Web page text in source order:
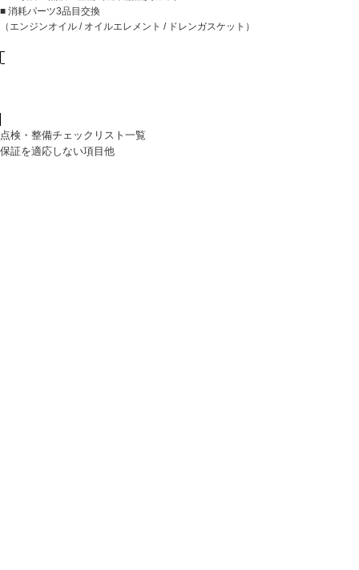
■ 消耗パーツ3品目交換
（エンジンオイル / オイルエレメント / ドレンガスケット）
点検・整備チェックリスト一覧
保証を適応しない項目他